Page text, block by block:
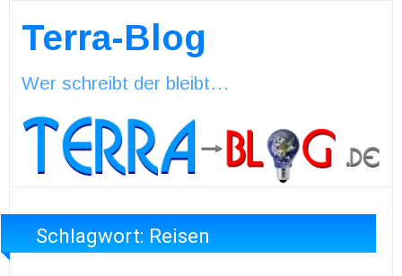
Terra-Blog
Wer schreibt der bleibt…
Schlagwort: Reisen